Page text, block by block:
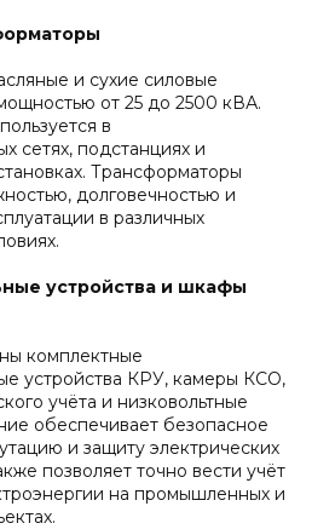
и сухие силовые
от 25 до 2500 кВА.
в
сетях, подстанциях и
Трансформаторы
долговечностью и
в различных
устройства и шкафы
комплектные
устройства КРУ, камеры КСО,
учёта и низковольтные
обеспечивает безопасное
и защиту электрических
позволяет точно вести учёт
на промышленных и